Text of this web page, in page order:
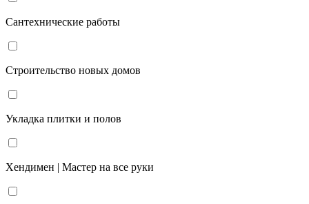
Сантехнические работы
Строительство новых домов
Укладка плитки и полов
Хендимен | Мастер на все руки